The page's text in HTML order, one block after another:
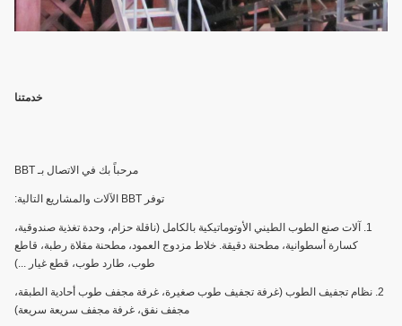
خدمتنا
مرحباً بك في الاتصال بـ BBT
توفر BBT الآلات والمشاريع التالية:
1. آلات صنع الطوب الطيني الأوتوماتيكية بالكامل (ناقلة حزام، وحدة تغذية صندوقية،
كسارة أسطوانية، مطحنة دقيقة. خلاط مزدوج العمود، مطحنة مقلاة رطبة، قاطع
طوب، طارد طوب، قطع غيار ...)
2. نظام تجفيف الطوب (غرفة تجفيف طوب صغيرة، غرفة مجفف طوب أحادية الطبقة،
مجفف نفق، غرفة مجفف سريعة سريعة)